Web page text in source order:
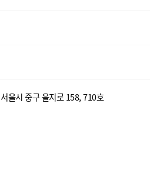
서울시 중구 을지로 158, 710호